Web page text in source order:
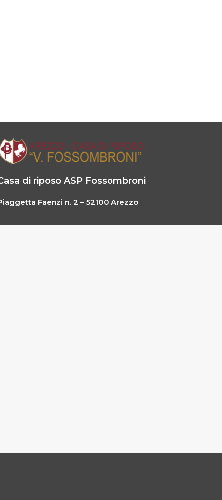
di riposo ASP Fossombroni
Faenzi n. 2 – 52100 Arezzo